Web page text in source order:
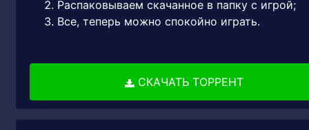
Распаковываем скачанное в папку с игрой;
Все, теперь можно спокойно играть.
СКАЧАТЬ ТОРРЕНТ